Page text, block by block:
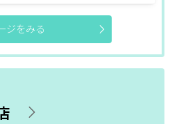
ジをみる